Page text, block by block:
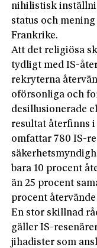
nihilistisk
status och
Frankrike.
Att det religiösa
tydligt med IS-
rekryterna
oförsonliga och
desillusionerade
resultat återfinns i
omfattar 780 IS-
bara 10 procent
än 25 procent
procent
En stor skillnad
gäller IS-
jihadister som